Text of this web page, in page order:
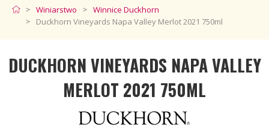
Winiarstwo
Winnice Duckhorn
Duckhorn Vineyards Napa Valley Merlot 2021 750ml
DUCKHORN VINEYARDS NAPA VALLEY
MERLOT 2021 750ML